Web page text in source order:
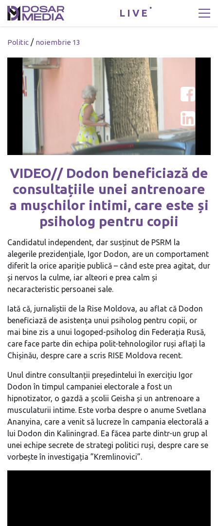
LIVE
Politic / noiembrie 13
VIDEO// Dodon beneficiază de
consultațiile unei antrenoare
a mușchilor intimi, care este și
psiholog pentru copii
Candidatul independent, dar susținut de PSRM la
alegerile prezidențiale, Igor Dodon, are un comportament
diferit la orice apariție publică – când este prea agitat, dur
și nervos la culme, iar alteori e prea calm și
necaracteristic persoanei sale.
Iată că, jurnaliștii de la Rise Moldova, au aflat că Dodon
beneficiază de asistența unui psiholog pentru copii, or
mai bine zis a unui logoped-psiholog din Federația Rusă,
care face parte din echipa polit-tehnologilor ruși aflați la
Chișinău, despre care a scris RISE Moldova recent.
Unul dintre consultanții președintelui în exercițiu Igor
Dodon în timpul campaniei electorale a fost un
hipnotizator, o gazdă a școlii Geisha și un antrenoare a
musculaturii intime. Este vorba despre o anume Svetlana
Ananyina, care a venit să lucreze în campania electorală a
lui Dodon din Kaliningrad. Ea făcea parte dintr-un grup al
unei echipe secrete de strategi politici ruși, despre care se
vorbește în investigația ”Kremlinovici”.